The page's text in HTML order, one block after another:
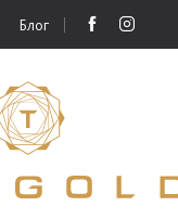
Блог